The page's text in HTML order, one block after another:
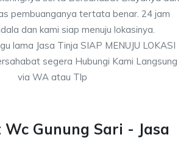
pembuanganya tertata benar. 24 jam
dan kami siap menuju lokasinya.
lama Jasa Tinja SIAP MENUJU LOKASI
segera Hubungi Kami Langsung
via WA atau Tlp
Wc Gunung Sari - Jasa